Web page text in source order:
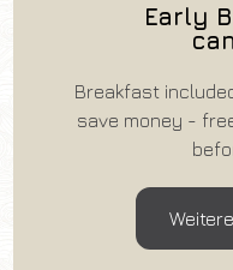
Early
Breakfast
save money -